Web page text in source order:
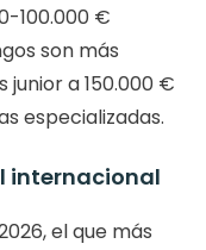
100.000 €
son más
a 150.000 €
especializadas.
internacional
el que más